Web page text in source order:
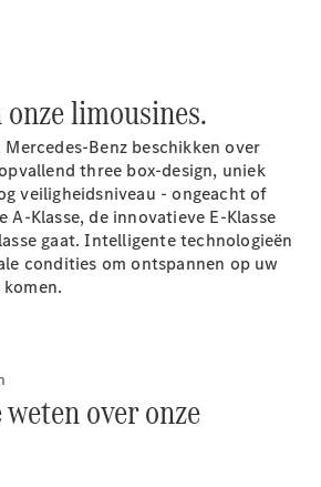
limousines.
Benz beschikken over
three box-design, uniek
veiligheidsniveau - ongeacht of
A-Klasse, de innovatieve E-Klasse
gaat. Intelligente technologieën
condities om ontspannen op uw
over onze